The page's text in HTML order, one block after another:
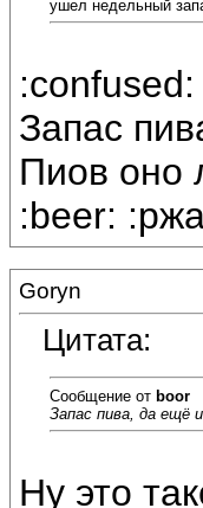
ушел недельный
:confused:
Запас
Пиов оно
:beer:
Goryn
Цитата:
Сообщение от boor
Запас пива, да ещё
Ну это